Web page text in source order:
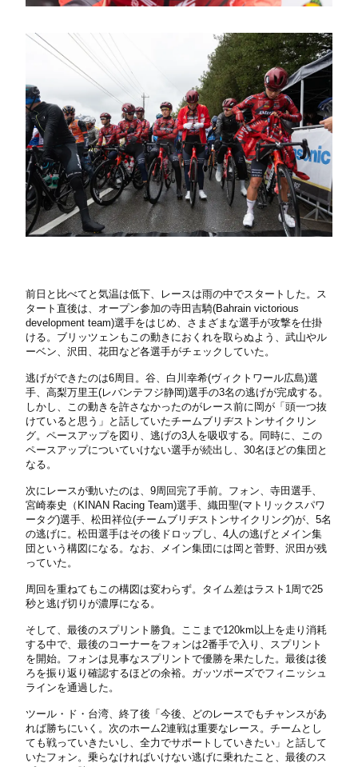
前日と比べてと気温は低下、レースは雨の中でスタートした。ス
タート直後は、オープン参加の寺田吉騎(Bahrain victorious
development team)選手をはじめ、さまざまな選手が攻撃を仕掛
ける。ブリッツェンもこの動きにおくれを取らぬよう、武山やル
ーベン、沢田、花田など各選手がチェックしていた。
逃げができたのは6周目。谷、白川幸希(ヴィクトワール広島)選
手、高梨万里王(レバンテフジ静岡)選手の3名の逃げが完成する。
しかし、この動きを許さなかったのがレース前に岡が「頭一つ抜
けていると思う」と話していたチームブリヂストンサイクリン
グ。ペースアップを図り、逃げの3人を吸収する。同時に、この
ペースアップについていけない選手が続出し、30名ほどの集団と
なる。
次にレースが動いたのは、9周回完了手前。フォン、寺田選手、
宮崎泰史（KINAN Racing Team)選手、織田聖(マトリックスパワ
ータグ)選手、松田祥位(チームブリヂストンサイクリング)が、5名
の逃げに。松田選手はその後ドロップし、4人の逃げとメイン集
団という構図になる。なお、メイン集団には岡と菅野、沢田が残
っていた。
周回を重ねてもこの構図は変わらず。タイム差はラスト1周で25
秒と逃げ切りが濃厚になる。
そして、最後のスプリント勝負。ここまで120km以上を走り消耗
する中で、最後のコーナーをフォンは2番手で入り、スプリント
を開始。フォンは見事なスプリントで優勝を果たした。最後は後
ろを振り返り確認するほどの余裕。ガッツポーズでフィニッシュ
ラインを通過した。
ツール・ド・台湾、終了後「今後、どのレースでもチャンスがあ
れば勝ちにいく。次のホーム2連戦は重要なレース。チームとし
ても戦っていきたいし、全力でサポートしていきたい」と話して
いたフォン。乗らなければいけない逃げに乗れたこと、最後のス